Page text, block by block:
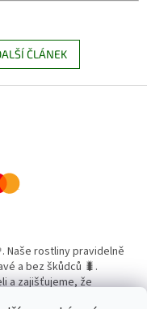
ČLÁNEK
Naše rostliny pravidelně
a bez škůdců 🐛.
a zajišťujeme, že